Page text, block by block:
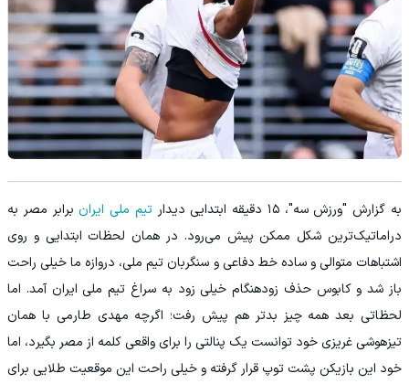
به گزارش "ورزش سه"، ۱۵ دقیقه ابتدایی دیدار تیم ملی ایرانبرابر مصر به
دراماتیک‌ترین شکل ممکن پیش می‌رود. در همان لحظات ابتدایی و روی
اشتباهات متوالی و ساده خط دفاعی و سنگربان تیم ملی، دروازه ما خیلی راحت
باز شد و کابوس حذف زودهنگام خیلی زود به سراغ تیم ملی ایران آمد. اما
لحظاتی بعد همه چیز بدتر هم پیش رفت؛ اگرچه مهدی طارمی با همان
تیزهوشی غریزی خود توانست یک پنالتی را برای واقعی کلمه از مصر بگیرد، اما
خود این بازیکن پشت توپ قرار گرفته و خیلی راحت این موقعیت طلایی برای